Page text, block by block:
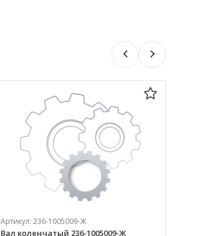
Артикул: 236-1005009-Ж
Вал коленчатый 236-1005009-Ж